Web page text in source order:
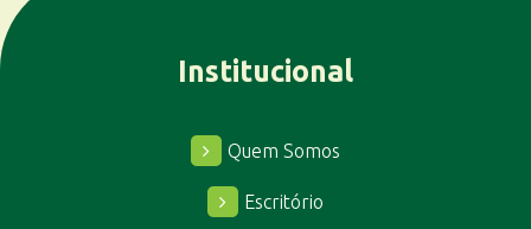
Institucional
Quem Somos
Escritório